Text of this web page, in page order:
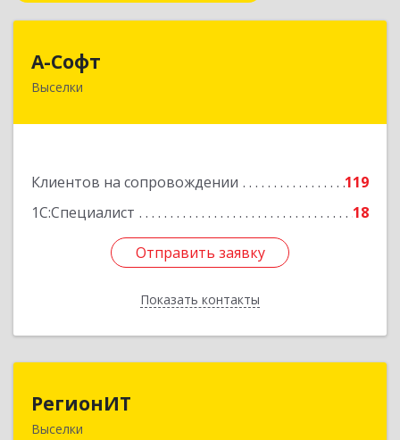
А-Софт
Выселки
Клиентов на сопровождении
119
1С:Специалист
18
Отправить заявку
Показать контакты
353100, Краснодарский край, Выселковский
Отправить заявку
Назад
РегионИТ
Выселки